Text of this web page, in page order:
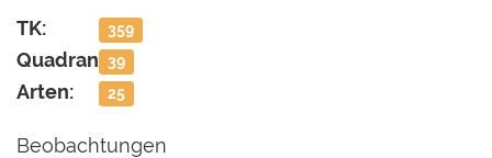
TK:
Quadrant:
Arten:
359
39
25
Beobachtungen